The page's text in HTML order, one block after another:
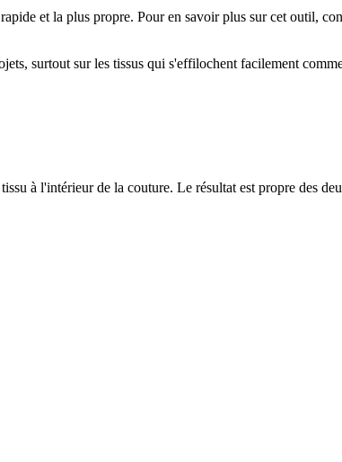
et la plus propre. Pour en savoir plus sur cet outil,
surtout sur les tissus qui s'effilochent facilement
à l'intérieur de la couture. Le résultat est propre des